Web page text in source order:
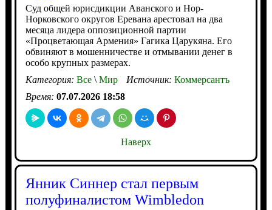
Суд общей юрисдикции Аванского и Нор-
Норковского округов Еревана арестовал на два
месяца лидера оппозиционной партии
«Процветающая Армения» Гагика Царукяна. Его
обвиняют в мошенничестве и отмывании денег в
особо крупных размерах.
Категория: Все\Мир Источник: Коммерсантъ
Время: 07.07.2026 18:58
Наверх
Янник Синнер стал первым
полуфиналистом Wimbledon